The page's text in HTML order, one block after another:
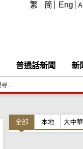
A
繁 简 Eng
普通話新聞 新
全部 本地 大中華